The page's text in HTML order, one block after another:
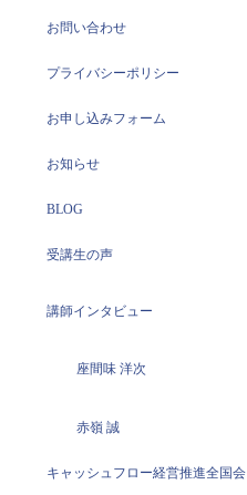
お問い合わせ
プライバシーポリシー
お申し込みフォーム
お知らせ
BLOG
受講生の声
講師インタビュー
座間味 洋次
赤嶺 誠
キャッシュフロー経営推進全国会